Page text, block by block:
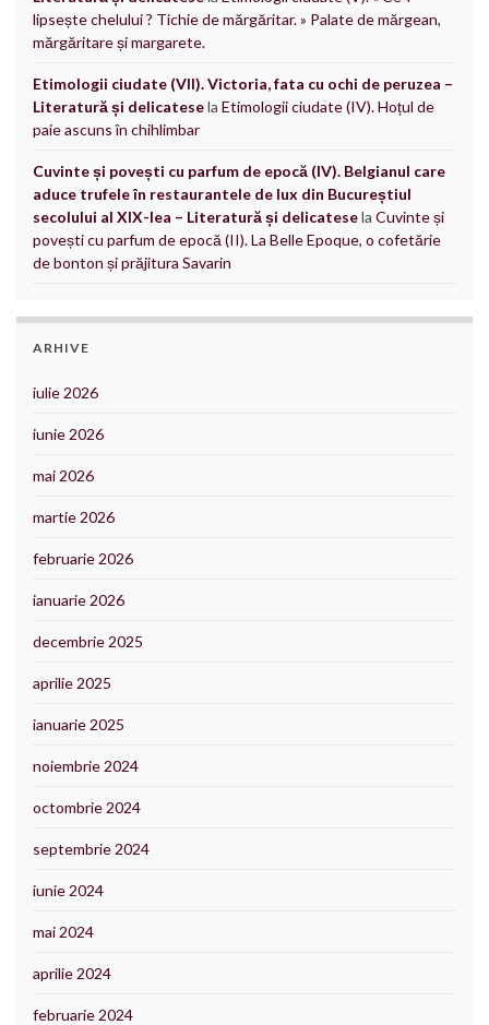
lipsește chelului ? Tichie de mărgăritar. » Palate de mărgean,
mărgăritare și margarete.
Etimologii ciudate (VII). Victoria, fata cu ochi de peruzea –
Literatură și delicatesela Etimologii ciudate (IV). Hoțul de
paie ascuns în chihlimbar
Cuvinte și povești cu parfum de epocă (IV). Belgianul care
aduce trufele în restaurantele de lux din Bucureștiul
secolului al XIX-lea – Literatură și delicatesela Cuvinte și
povești cu parfum de epocă (II). La Belle Epoque, o cofetărie
de bonton și prăjitura Savarin
ARHIVE
iulie 2026
iunie 2026
mai 2026
martie 2026
februarie 2026
ianuarie 2026
decembrie 2025
aprilie 2025
ianuarie 2025
noiembrie 2024
octombrie 2024
septembrie 2024
iunie 2024
mai 2024
aprilie 2024
februarie 2024